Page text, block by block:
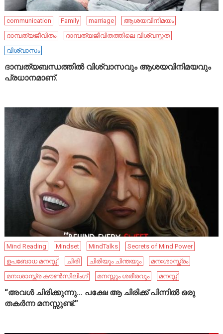
communication Family marriage
ആശയവിനിമയം
ദാമ്പത്യജീവിതം
ദാമ്പത്യജീവിതത്തിലെ വിശ്വസ്തത
വിശ്വാസം
ദാമ്പത്യബന്ധത്തിൽ വിശ്വാസവും ആശയവിനിമയവും
പ്രധാനമാണ്.
Mind Reading Mindset MindTalks
Secrets of Mind Power
ഉപബോധ മനസ്സ്
ചിരി ചിരിയും ചിന്തയും
മനഃശാസ്ത്രം
മനഃശാസ്ത്ര കൗൺസിലിംഗ്
മനസ്സും ശരീരവും മനസ്സ്
“അവൾ ചിരിക്കുന്നു… പക്ഷേ ആ ചിരിക്ക് പിന്നിൽ ഒരു
തകർന്ന മനസ്സുണ്ട്.”